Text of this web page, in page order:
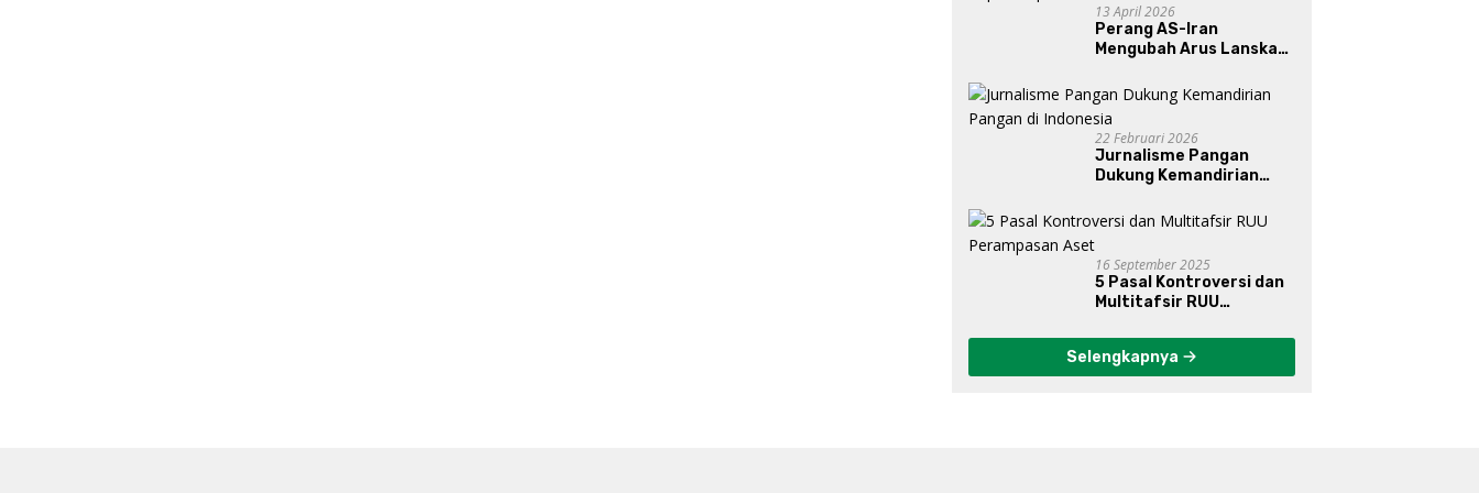
13 April 2026
Perang AS-Iran
Mengubah Arus Lanskap
Bawah Kepemimpinan
Prabowo-Gibran?
22 Februari 2026
Jurnalisme Pangan
Dukung Kemandirian
16 September 2025
5 Pasal Kontroversi dan
Multitafsir RUU
Selengkapnya